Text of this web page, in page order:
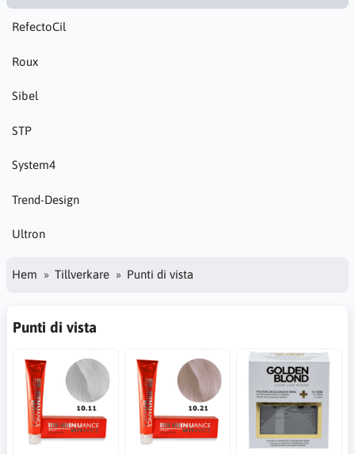
RefectoCil
Roux
Sibel
STP
System4
Trend-Design
Ultron
Hem Tillverkare Punti di vista
Punti di vista